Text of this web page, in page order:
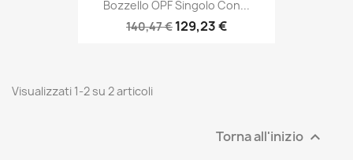
Bozzello OPF Singolo Con...
140,47 € 129,23 €
Visualizzati 1-2 su 2 articoli
Torna all'inizio 